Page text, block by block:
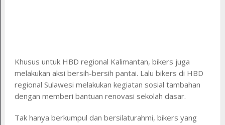
Khusus untuk HBD regional Kalimantan, bikers juga
melakukan aksi bersih-bersih pantai. Lalu bikers di HBD
regional Sulawesi melakukan kegiatan sosial tambahan
dengan memberi bantuan renovasi sekolah dasar.
Tak hanya berkumpul dan bersilaturahmi, bikers yang